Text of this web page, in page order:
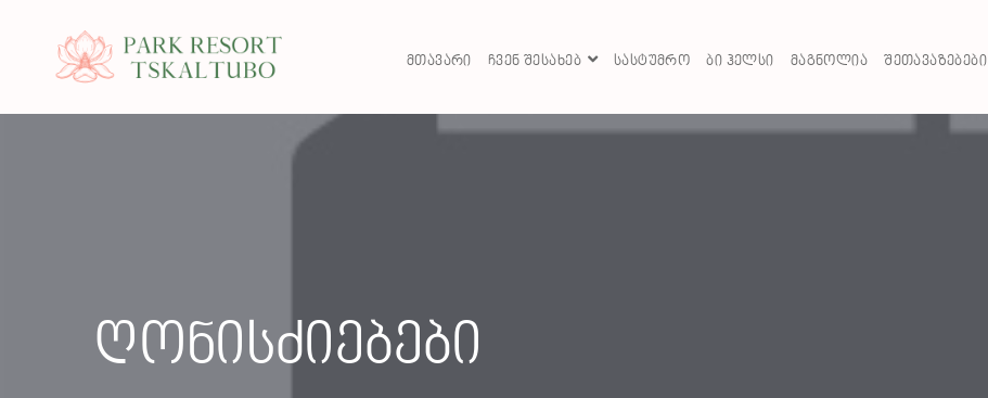
ᲛᲗᲐᲕᲐᲠᲘ ᲩᲕᲔᲜ ᲨᲔᲡᲐᲮᲔᲑ ᲡᲐᲡᲢᲣᲛᲠᲝ ᲑᲘ ᲰᲔᲚᲡᲘ ᲛᲐᲒᲜᲝᲚᲘᲐ ᲨᲔᲗᲐᲕᲐᲖᲔᲑᲔᲑᲘ
Ღონისძიებები